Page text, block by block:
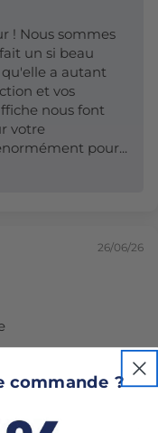
! Nous sommes
un si beau
a autant
et vos
nous font
votre
pour...
26/06/26
commande ?